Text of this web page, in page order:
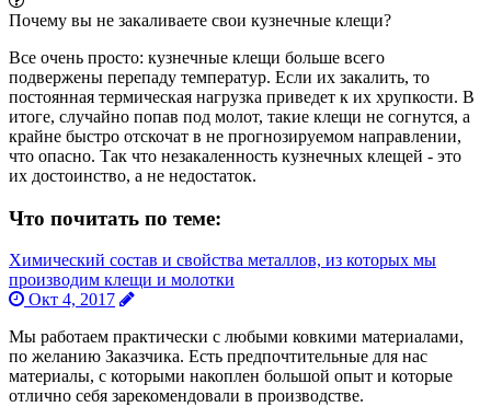
Почему вы не закаливаете свои кузнечные клещи?
Все очень просто: кузнечные клещи больше всего
подвержены перепаду температур. Если их закалить, то
постоянная термическая нагрузка приведет к их хрупкости. В
итоге, случайно попав под молот, такие клещи не согнутся, а
крайне быстро отскочат в не прогнозируемом направлении,
что опасно. Так что незакаленность кузнечных клещей - это
их достоинство, а не недостаток.
Что почитать по теме:
Химический состав и свойства металлов, из которых мы
производим клещи и молотки
Окт 4, 2017
Мы работаем практически с любыми ковкими материалами,
по желанию Заказчика. Есть предпочтительные для нас
материалы, с которыми накоплен большой опыт и которые
отлично себя зарекомендовали в производстве.